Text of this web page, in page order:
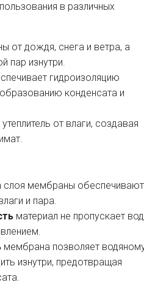
в различных
от дождя, снега и ветра, а
пар изнутри.
гидроизоляцию
конденсата и
от влаги, создавая
слоя мембраны обеспечивают
и пара.
материал не пропускает
мембрана позволяет
изнутри, предотвращая